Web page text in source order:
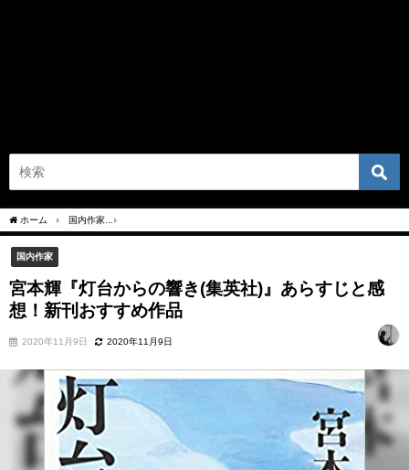
ホーム 国内作家
国内作家
宮本輝『灯台からの響き(集英社)』あらすじと感
想！新刊おすすめ作品
2020年11月9日 2020年11月9日